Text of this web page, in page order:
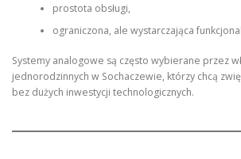
prostota obsługi,
ograniczona, ale wystarczająca
Systemy analogowe są często wybierane przez
jednorodzinnych w Sochaczewie, którzy chcą
bez dużych inwestycji technologicznych.